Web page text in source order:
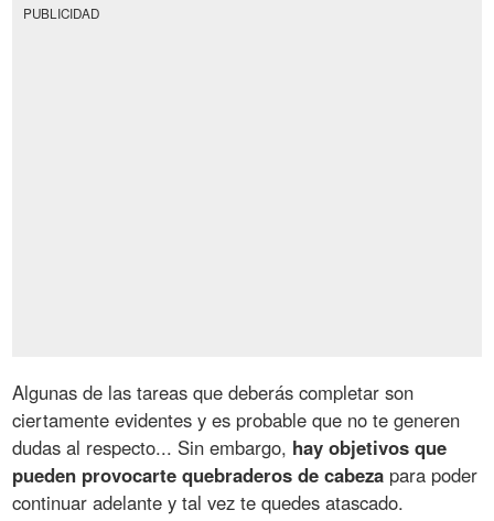
PUBLICIDAD
Algunas de las tareas que deberás completar son
ciertamente evidentes y es probable que no te generen
dudas al respecto... Sin embargo, hay objetivos que
pueden provocarte quebraderos de cabeza para poder
continuar adelante y tal vez te quedes atascado.